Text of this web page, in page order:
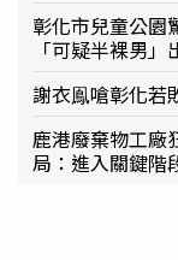
彰化市兒童公
「可疑半裸男
謝衣鳯嗆彰化
鹿港廢棄物工
局：進入關鍵階